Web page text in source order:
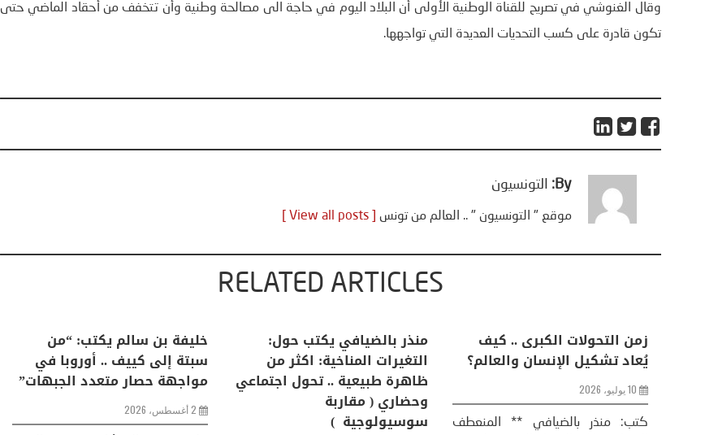
وقال الغنوشي في تصريح للقناة الوطنية الأولى أن البلاد اليوم في حاجة الى مصالحة وطنية وأن تتخفف من أحقاد الماضي حتى
تكون قادرة على كسب التحديات العديدة التي تواجهها.
By: التونسيون
موقع " التونسيون " .. العالم من تونس [ View all posts ]
RELATED ARTICLES
منذر بالضيافي يكتب حول:
التغيرات المناخية: اكثر من
ظاهرة طبيعية .. تحول اجتماعي
وحضاري ( مقاربة
سوسيولوجية )
زمن التحولات الكبرى .. كيف
يُعاد تشكيل الإنسان والعالم؟
10 يوليو، 2026
كتب: منذر بالضيافي ** المنعطف
تحليل اخباري/ أمريكا وايران:
عودة الحرب .. و “هرمز” مربط
الفرس
8 يوليو، 2026